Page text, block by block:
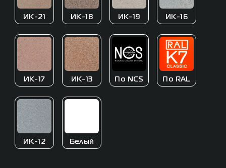
ИК-21 ИК-18 ИК-19 ИК-16
ИК-17 ИК-13 По NCS По RAL
ИК-12 Белый